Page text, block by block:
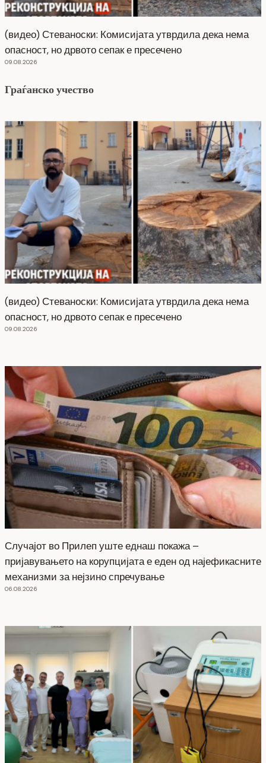
(видео) Стеваноски: Комисијата утврдила дека нема
опасност, но дрвото сепак е пресечено
09.08.2026
Граѓанско учество
(видео) Стеваноски: Комисијата утврдила дека нема
опасност, но дрвото сепак е пресечено
09.08.2026
Случајот во Прилеп уште еднаш покажа –
пријавувањето на корупцијата е еден од најефикасните
механизми за нејзино спречување
06.08.2026